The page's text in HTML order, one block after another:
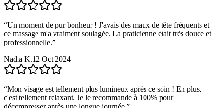
“Un moment de pur bonheur ! J'avais des maux de tête fréquents et
ce massage m'a vraiment soulagée. La praticienne était très douce et
professionnelle.”
Nadia K.12 Oct 2024
“Mon visage est tellement plus lumineux après ce soin ! En plus,
c'est tellement relaxant. Je le recommande à 100% pour